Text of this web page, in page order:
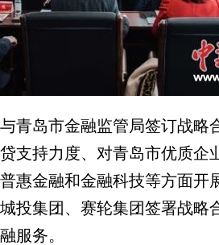
岛市金融监管局签订战略
支持力度、对青岛市优质企
惠金融和金融科技等方面开
投集团、赛轮集团签署战略
服务。